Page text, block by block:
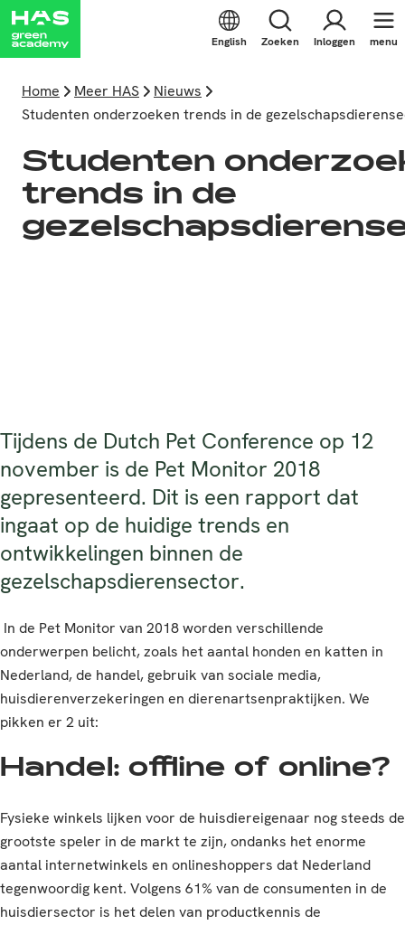
English Zoeken Inloggen menu
Home Meer HAS
Nieuws
Studenten onderzoeken trends in de
Studenten
trends in de
Tijdens de Dutch Pet Conference op 12
november is de Pet Monitor 2018
gepresenteerd. Dit is een rapport dat
ingaat op de huidige trends en
ontwikkelingen binnen de
gezelschapsdierensector.
In de Pet Monitor van 2018 worden verschillende
onderwerpen belicht, zoals het aantal honden en katten in
Nederland, de handel, gebruik van sociale media,
huisdierenverzekeringen en dierenartsenpraktijken. We
pikken er 2 uit:
Handel: offline of online?
Fysieke winkels lijken voor de huisdiereigenaar nog steeds de
grootste speler in de markt te zijn, ondanks het enorme
aantal internetwinkels en onlineshoppers dat Nederland
tegenwoordig kent. Volgens 61% van de consumenten in de
huisdiersector is het delen van productkennis de